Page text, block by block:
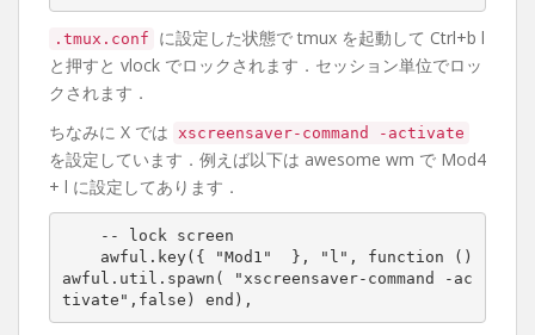
.tmux.conf
に設定した状態で tmux を起動して Ctrl+b l
と押すと vlock でロックされます．セッション単位でロッ
クされます．
ちなみに X では xscreensaver-command -activate
を設定しています．例えば以下は awesome wm で Mod4
+ l に設定してあります．
awful.util.spawn( "xscreensaver-command -ac
tivate",false) end),